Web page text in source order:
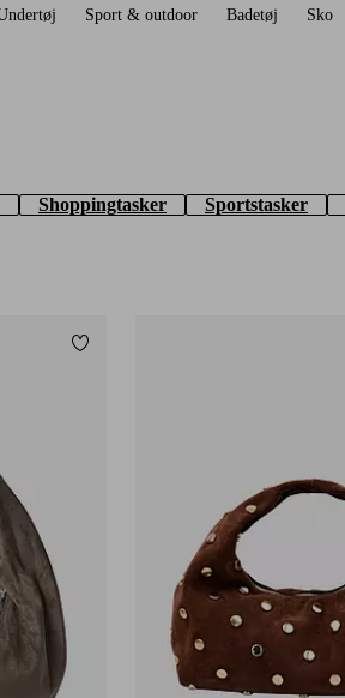
Sport & outdoor Badetøj Sko
Shoppingtasker Sportstasker
Tilføj til favoritter